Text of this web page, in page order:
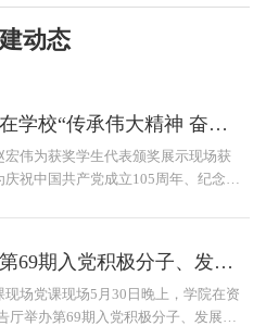
动态
资源学院在学校“传承伟大精神 奋进强国征程”主题微党课决赛中获得佳绩
宏伟为获奖学生代表颁奖展示现场获
祝中国共产党成立105周年、纪念红
赛作品《从长征到深地——一个信仰
精彩登台，以矿大地质专业视角串联
现场一致好评，以第二名的成绩获
学院举办第69期入党积极分子、发展对象培训班线下党课
现场党课现场5月30日晚上，学院在资
厅举办第69期入党积极分子、发展对